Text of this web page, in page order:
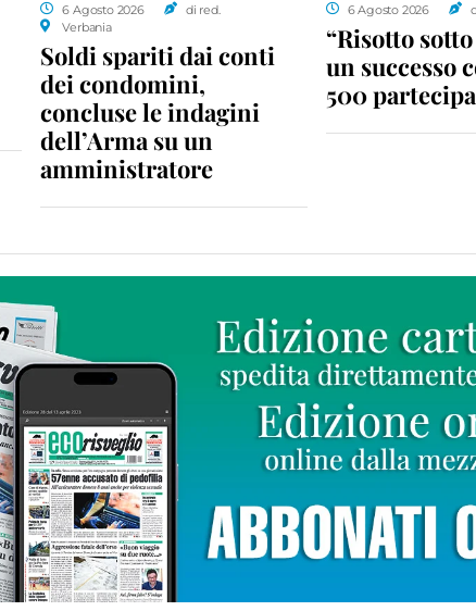
6 Agosto 2026
di red.
Verbania
Soldi spariti dai conti
dei condomini,
concluse le indagini
dell’Arma su un
amministratore
6 Agosto 2026
“Risotto
un successo
500